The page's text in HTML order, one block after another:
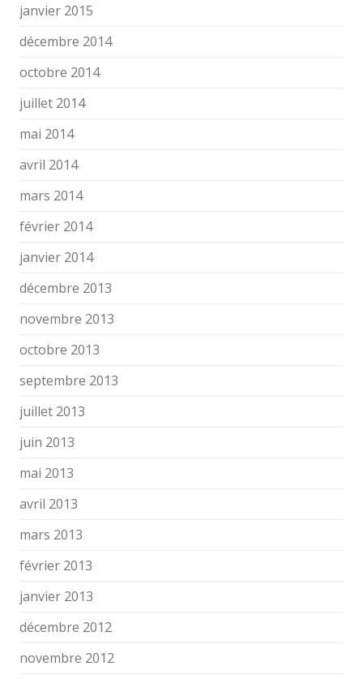
janvier 2015
décembre 2014
octobre 2014
juillet 2014
mai 2014
avril 2014
mars 2014
février 2014
janvier 2014
décembre 2013
novembre 2013
octobre 2013
septembre 2013
juillet 2013
juin 2013
mai 2013
avril 2013
mars 2013
février 2013
janvier 2013
décembre 2012
novembre 2012